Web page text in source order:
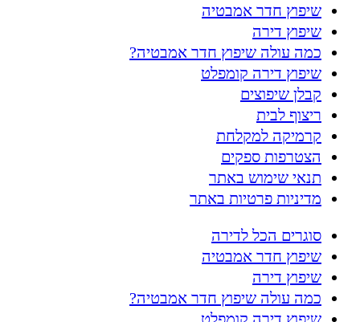
שיפוץ חדר אמבטיה
שיפוץ דירה
כמה עולה שיפוץ חדר אמבטיה?
שיפוץ דירה קומפלט
קבלן שיפוצים
ריצוף לבית
קרמיקה למקלחת
הצטרפות ספקים
תנאי שימוש באתר
מדיניות פרטיות באתר
סוגרים הכל לדירה
שיפוץ חדר אמבטיה
שיפוץ דירה
כמה עולה שיפוץ חדר אמבטיה?